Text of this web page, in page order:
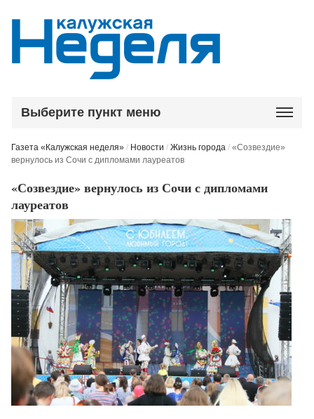
Выберите пункт меню
Газета «Калужская неделя» / Новости /Жизнь города /«Созвездие»
вернулось из Сочи с дипломами лауреатов
«Созвездие» вернулось из Сочи с дипломами
лауреатов